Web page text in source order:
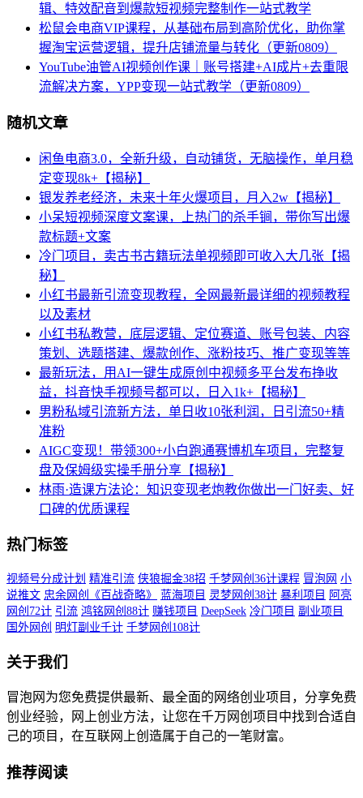
辑、特效配音到爆款短视频完整制作一站式教学
松鼠会电商VIP课程，从基础布局到高阶优化，助你掌
握淘宝运营逻辑，提升店铺流量与转化（更新0809）
YouTube油管AI视频创作课｜账号搭建+AI成片+去重限
流解决方案，YPP变现一站式教学（更新0809）
随机文章
闲鱼电商3.0，全新升级，自动铺货，无脑操作，单月稳
定变现8k+【揭秘】
银发养老经济，未来十年火爆项目，月入2w【揭秘】
小呆短视频深度文案课，上热门的杀手锏，带你写出爆
款标题+文案
冷门项目，卖古书古籍玩法单视频即可收入大几张【揭
秘】
小红书最新引流变现教程，全网最新最详细的视频教程
以及素材
小红书私教营，底层逻辑、定位赛道、账号包装、内容
策划、选题搭建、爆款创作、涨粉技巧、推广变现等等
最新玩法，用AI一键生成原创中视频多平台发布挣收
益，抖音快手视频号都可以，日入1k+【揭秘】
男粉私域引流新方法，单日收10张利润，日引流50+精
准粉
AIGC变现！带领300+小白跑通赛博机车项目，完整复
盘及保姆级实操手册分享【揭秘】
林雨·造课方法论：知识变现老炮教你做出一门好卖、好
口碑的优质课程
热门标签
视频号分成计划 精准引流 侠狼掘金38招 千梦网创36计课程 冒泡网 小
说推文 忠余网创《百战奇略》 蓝海项目 灵梦网创38计 暴利项目 阿亮
网创72计 引流 鸿铭网创88计 赚钱项目 DeepSeek 冷门项目 副业项目
国外网创
明灯副业千计 千梦网创108计
关于我们
冒泡网为您免费提供最新、最全面的网络创业项目，分享免费
创业经验，网上创业方法，让您在千万网创项目中找到合适自
己的项目，在互联网上创造属于自己的一笔财富。
推荐阅读